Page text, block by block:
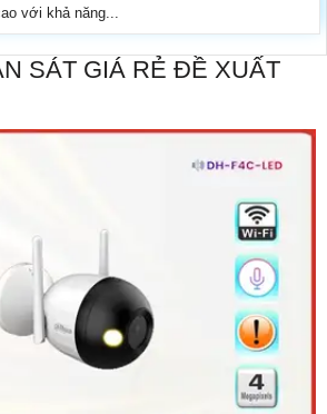
với khả năng...
SÁT GIÁ RẺ ĐỀ XUẤT